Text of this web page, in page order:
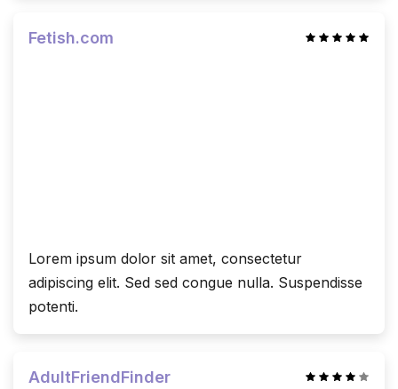
Fetish.com
Lorem ipsum dolor sit amet, consectetur
adipiscing elit. Sed sed congue nulla. Suspendisse
potenti.
AdultFriendFinder